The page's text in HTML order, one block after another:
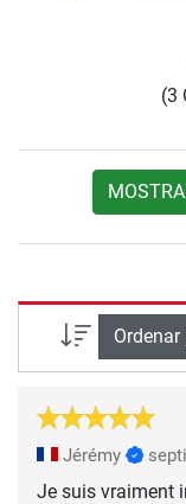
(3
Ordenar
Jérémy
Je suis vraiment